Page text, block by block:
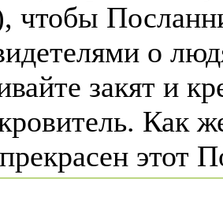
чтобы
о
закят и
Как
этот